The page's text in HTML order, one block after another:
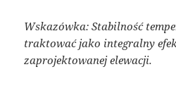
Wskazówka: Stabilność
traktować jako integralny
zaprojektowanej elewacji.